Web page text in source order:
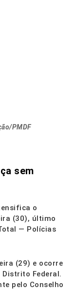
PMDF
sem
o
(30), último
— Polícias
(29) e ocorre
Federal.
pelo Conselho